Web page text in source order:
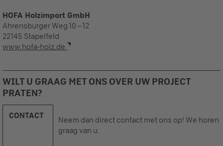
HOFA Holzimport GmbH
Ahrensburger Weg 10 – 12
22145 Stapelfeld
www.hofa-holz.de
WILT U GRAAG MET ONS OVER UW PROJECT
PRATEN?
CONTACT
Neem dan direct contact met ons op! We horen
graag van u.